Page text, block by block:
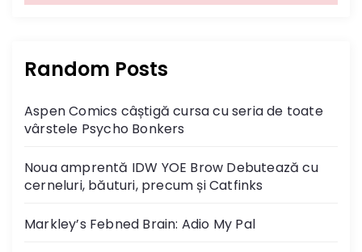
Random Posts
Aspen Comics câștigă cursa cu seria de toate
vârstele Psycho Bonkers
Noua amprentă IDW YOE Brow Debutează cu
cerneluri, băuturi, precum și Catfinks
Markley’s Febned Brain: Adio My Pal